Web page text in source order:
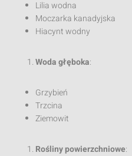
Lilia wodna
Moczarka kanadyjska
Hiacynt wodny
Woda głęboka:
Grzybień
Trzcina
Ziemowit
Rośliny powierzchniowe: